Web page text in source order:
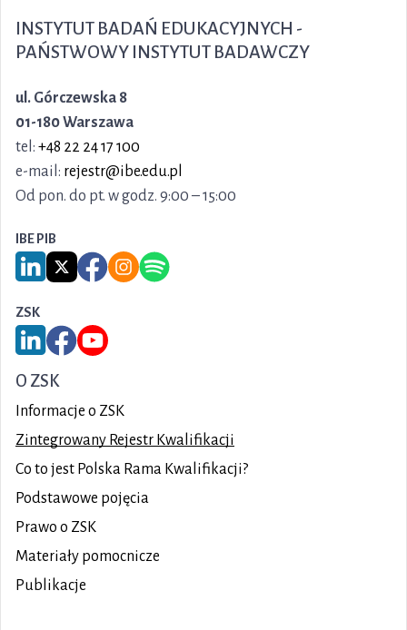
INSTYTUT BADAŃ EDUKACYJNYCH -
PAŃSTWOWY INSTYTUT BADAWCZY
ul. Górczewska 8
01-180 Warszawa
tel: +48 22 24 17 100
e-mail: rejestr@ibe.edu.pl
Od pon. do pt. w godz. 9:00 – 15:00
IBE PIB
Link do serwisu LinkedIn IBE PIB
Link do serwisu X IBE PIB
Link do Facebook IBE PIB
Link do Instagram IBE PIB
Link do Spotify IBE PIB
ZSK
Link do serwisu LinkedIn ZSK
Link do Facebook ZSK
Link do YouTube ZSK
O ZSK
Informacje o ZSK
Zintegrowany Rejestr Kwalifikacji
Co to jest Polska Rama Kwalifikacji?
Podstawowe pojęcia
Prawo o ZSK
Materiały pomocnicze
Publikacje